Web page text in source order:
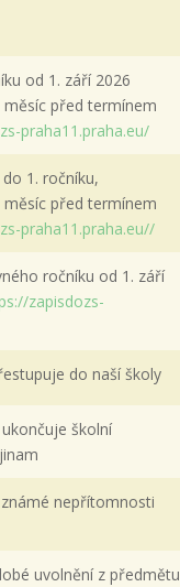
od 1. září 2026
před termínem
praha11.praha.eu/
1. ročníku,
před termínem
praha11.praha.eu//
ročníku od 1. září
zapisdozs-
do naší školy
školní
nepřítomnosti
uvolnění z předmětu